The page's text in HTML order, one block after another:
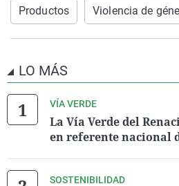
Productos Violencia de
LO MÁS
VÍA VERDE
La Vía Verde del
en referente nacional
SOSTENIBILIDAD